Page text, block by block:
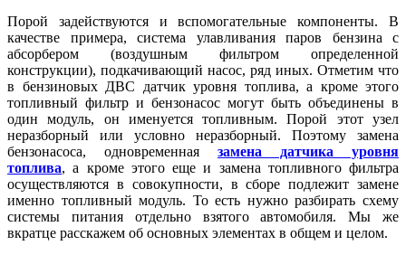
Порой задействуются и вспомогательные компоненты. В
качестве примера, система улавливания паров бензина с
абсорбером (воздушным фильтром определенной
конструкции), подкачивающий насос, ряд иных. Отметим что
в бензиновых ДВС датчик уровня топлива, а кроме этого
топливный фильтр и бензонасос могут быть объединены в
один модуль, он именуется топливным. Порой этот узел
неразборный или условно неразборный. Поэтому замена
бензонасоса, одновременная замена датчика уровня
топлива, а кроме этого еще и замена топливного фильтра
осуществляются в совокупности, в сборе подлежит замене
именно топливный модуль. То есть нужно разбирать схему
системы питания отдельно взятого автомобиля. Мы же
вкратце расскажем об основных элементах в общем и целом.